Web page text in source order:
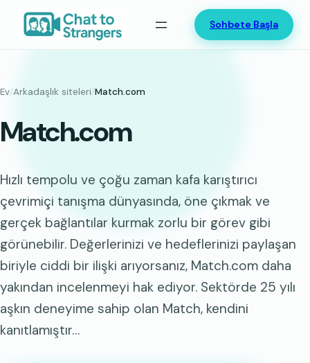
İçeriğe
Sohbete Başla
Ev/Arkadaşlık siteleri/Match.com
Match.com
Hızlı tempolu ve çoğu zaman kafa karıştırıcı
çevrimiçi tanışma dünyasında, öne çıkmak ve
gerçek bağlantılar kurmak zorlu bir görev gibi
görünebilir. Değerlerinizi ve hedeflerinizi paylaşan
biriyle ciddi bir ilişki arıyorsanız, Match.com daha
yakından incelenmeyi hak ediyor. Sektörde 25 yılı
aşkın deneyime sahip olan Match, kendini
kanıtlamıştır…